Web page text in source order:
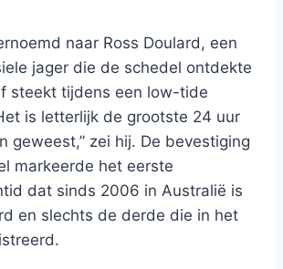
naar Ross Doulard, een
jager die de schedel ontdekte
steekt tijdens een low-tide
is letterlijk de grootste 24 uur
geweest,” zei hij. De bevestiging
markeerde het eerste
dat sinds 2006 in Australië is
en slechts de derde die in het